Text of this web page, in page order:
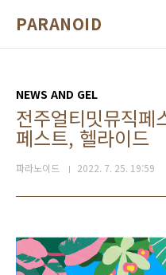
PARANOID
NEWS AND GEL
전주얼티밋뮤직페
페스트, 헬라이드
파라노이드 2022. 7. 25. 19:59